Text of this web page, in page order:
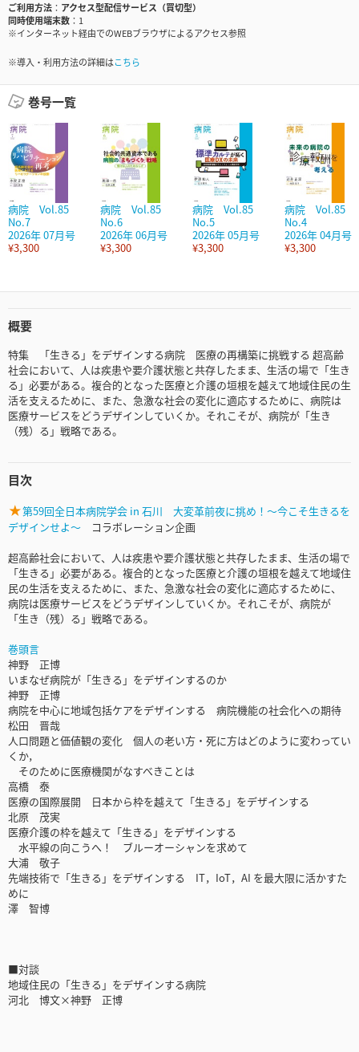
ご利用方法
アクセス型配信サービス（買切型）
同時使用端末数
1
※インターネット経由でのWEBブラウザによるアクセス参照
※導入・利用方法の詳細はこちら
巻号一覧
病院 Vol.85
No.7
2026年 07月号
¥3,300
病院 Vol.85
No.6
2026年 06月号
¥3,300
病院 Vol.85
No.5
2026年 05月号
¥3,300
病院 Vol.85
No.4
2026年 04月号
¥3,300
概要
特集 「生きる」をデザインする病院 医療の再構築に挑戦する 超高齢
社会において、人は疾患や要介護状態と共存したまま、生活の場で「生き
る」必要がある。複合的となった医療と介護の垣根を越えて地域住民の生
活を支えるために、また、急激な社会の変化に適応するために、病院は
医療サービスをどうデザインしていくか。それこそが、病院が「生き
（残）る」戦略である。
目次
★第59回全日本病院学会 in 石川 大変革前夜に挑め！～今こそ生きるを
デザインせよ～ コラボレーション企画
超高齢社会において、人は疾患や要介護状態と共存したまま、生活の場で
「生きる」必要がある。複合的となった医療と介護の垣根を越えて地域住
民の生活を支えるために、また、急激な社会の変化に適応するために、
病院は医療サービスをどうデザインしていくか。それこそが、病院が
「生き（残）る」戦略である。
巻頭言
神野 正博
いまなぜ病院が「生きる」をデザインするのか
神野 正博
病院を中心に地域包括ケアをデザインする 病院機能の社会化への期待
松田 晋哉
人口問題と価値観の変化 個人の老い方・死に方はどのように変わってい
くか，
そのために医療機関がなすべきことは
高橋 泰
医療の国際展開 日本から枠を越えて「生きる」をデザインする
北原 茂実
医療介護の枠を越えて「生きる」をデザインする
水平線の向こうへ！ ブルーオーシャンを求めて
大浦 敬子
先端技術で「生きる」をデザインする IT，IoT，AI を最大限に活かすた
めに
澤 智博
■対談
地域住民の「生きる」をデザインする病院
河北 博文×神野 正博